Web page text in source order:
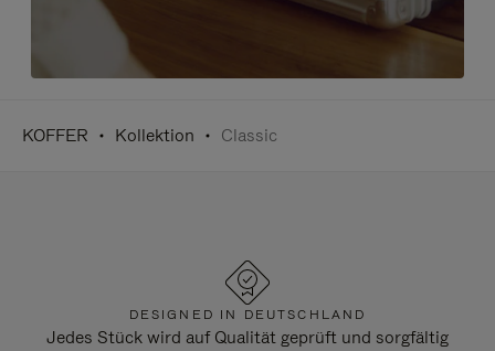
KOFFER Kollektion Classic
DESIGNED IN DEUTSCHLAND
Jedes Stück wird auf Qualität geprüft und sorgfältig